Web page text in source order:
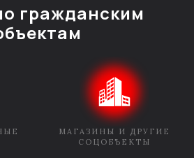
гражданским
МАГАЗИНЫ И ДРУГИЕ
СОЦОБЪЕКТЫ